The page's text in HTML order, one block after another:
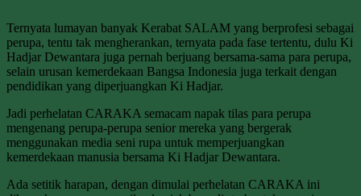
Ternyata lumayan banyak Kerabat SALAM yang berprofesi sebagai
perupa, tentu tak mengherankan, ternyata pada fase tertentu, dulu Ki
Hadjar Dewantara juga pernah berjuang bersama-sama para perupa,
selain urusan kemerdekaan Bangsa Indonesia juga terkait dengan
pendidikan yang diperjuangkan Ki Hadjar.
Jadi perhelatan CARAKA semacam napak tilas para perupa
mengenang perupa-perupa senior mereka yang bergerak
menggunakan media seni rupa untuk memperjuangkan
kemerdekaan manusia bersama Ki Hadjar Dewantara.
Ada setitik harapan, dengan dimulai perhelatan CARAKA ini